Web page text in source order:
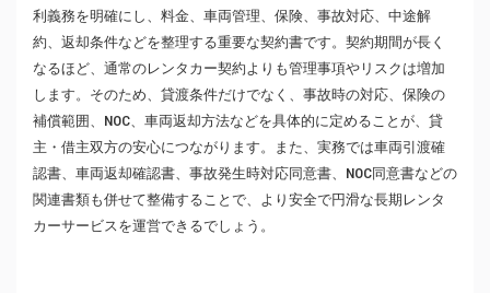
利義務を明確にし、料金、車両管理、保険、事故対応、中途解
約、返却条件などを整理する重要な契約書です。契約期間が長く
なるほど、通常のレンタカー契約よりも管理事項やリスクは増加
します。そのため、貸渡条件だけでなく、事故時の対応、保険の
補償範囲、NOC、車両返却方法などを具体的に定めることが、貸
主・借主双方の安心につながります。また、実務では車両引渡確
認書、車両返却確認書、事故発生時対応同意書、NOC同意書などの
関連書類も併せて整備することで、より安全で円滑な長期レンタ
カーサービスを運営できるでしょう。